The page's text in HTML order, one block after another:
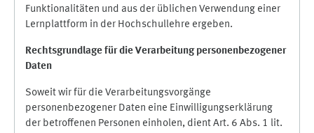
Funktionalitäten und aus der üblichen Verwendung einer
Lernplattform in der Hochschullehre ergeben.
Rechtsgrundlage für die Verarbeitung personenbezogener
Daten
Soweit wir für die Verarbeitungsvorgänge
personenbezogener Daten eine Einwilligungserklärung
der betroffenen Personen einholen, dient Art. 6 Abs. 1 lit.